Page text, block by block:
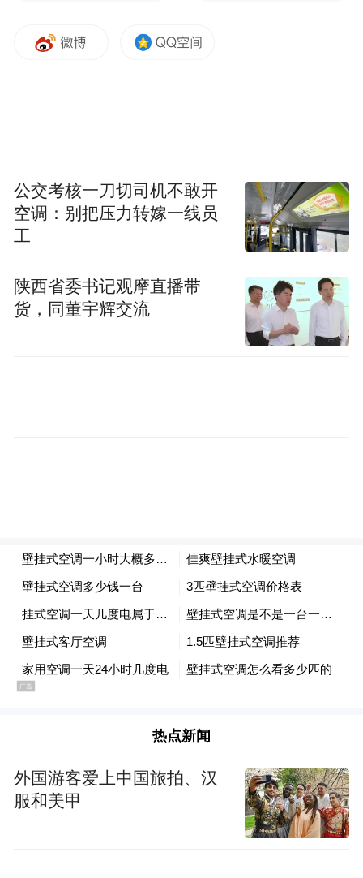
动，前瞻性布局建设黄河流域技术转移中
208条航线可通达海内外116个城市；米字型
高铁网、“二环一联十六射”高速公路网加快
成型，每天660趟高铁车次直达全国366个城
划建设34条跨黄通道，目前已开通18条、年
底前将达到21条；轨道交通已开通3条线
路，到2025年运营及在建里程将达到279公
深度参与共建“一带一路”，中欧班列通达22
个国家、49个城市，年开行量由2019年的
158列增长至2023年的1006列，连续四年位
居全省首位。
2023年，全市完成进出口总额
2161亿元，是2019年（1125亿元）的近2
频)为凤凰网旗下自媒体平台“大风号”用户上传并发
布，本平台仅提供信息存储空间服务。
Notice: The content above (including the videos,
pictures and audios if any) is uploaded and posted
公交考核一刀切司机不敢开
空调：别把压力转嫁一线员
工
陕西省委书记观摩直播带
货，同董宇辉交流
热点新闻
外国游客爱上中国旅拍、汉
服和美甲